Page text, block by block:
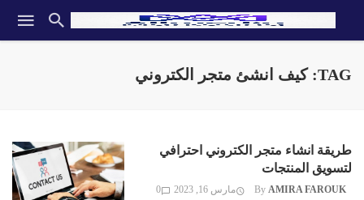
TAG: كيف انشئ متجر الكتروني
طريقة انشاء متجر الكتروني احترافي
لتسويق المنتجات
By AMIRA FAROUK مارس 16, 2023 0